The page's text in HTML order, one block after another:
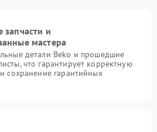
и
мастера
детали Beko и прошедшие
что гарантирует корректную
сохранение гарантийных